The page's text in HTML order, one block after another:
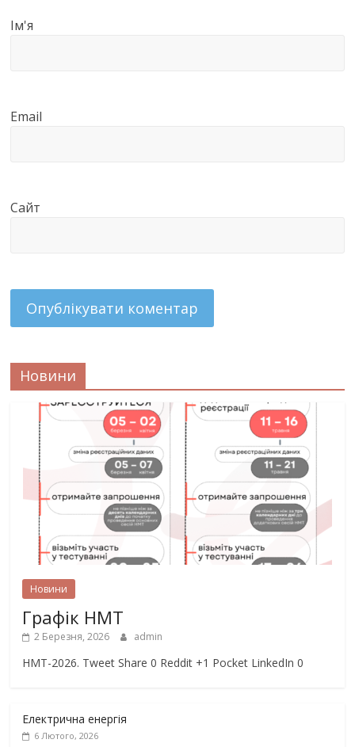
Ім'я
Email
Сайт
Новини
Новини
Графік НМТ
2 Березня, 2026 admin
НМТ-2026. Tweet Share 0 Reddit +1 Pocket LinkedIn 0
Електрична енергія
6 Лютого, 2026